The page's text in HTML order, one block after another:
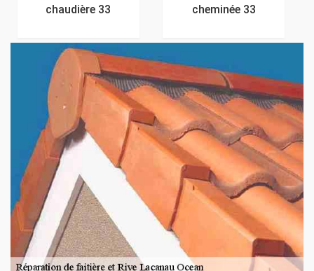
chaudière 33
cheminée 33